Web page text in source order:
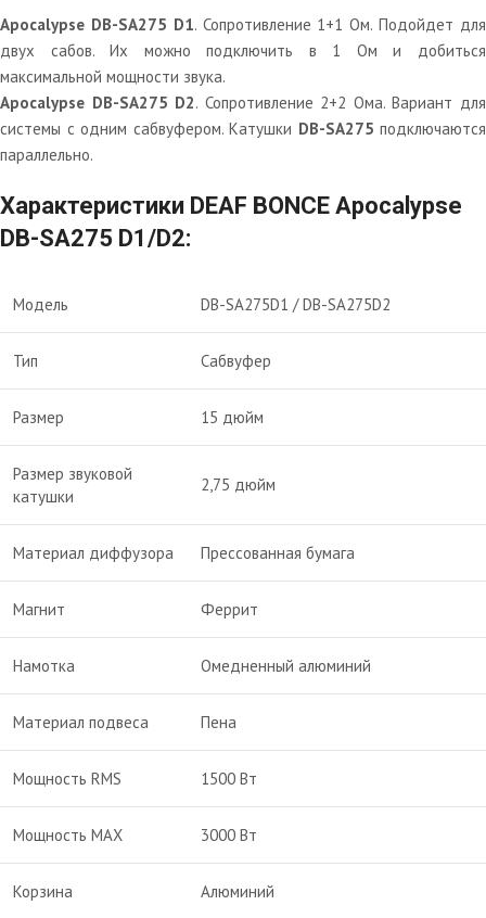
Apocalypse DB-SA275 D1. Сопротивление 1+1 Ом. Подойдет для
двух сабов. Их можно подключить в 1 Ом и добиться
максимальной мощности звука.
Apocalypse DB-SA275 D2. Сопротивление 2+2 Ома. Вариант для
системы с одним сабвуфером. Катушки DB-SA275 подключаются
параллельно.
Характеристики DEAF BONCE Apocalypse
DB-SA275 D1/D2:
Модель DB-SA275D1 / DB-SA275D2
Тип Сабвуфер
Размер 15 дюйм
Размер звуковой
катушки
2,75 дюйм
Материал диффузора Прессованная бумага
Магнит Феррит
Намотка Омедненный алюминий
Материал подвеса Пена
Мощность RMS 1500 Вт
Мощность MAX 3000 Вт
Корзина Алюминий